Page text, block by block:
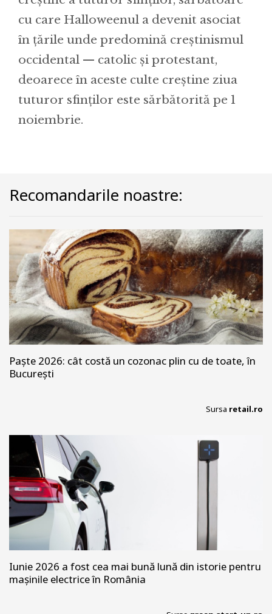
cu care Halloweenul a devenit asociat
în țările unde predomină creștinismul
occidental — catolic și protestant,
deoarece în aceste culte creștine ziua
tuturor sfinților este sărbătorită pe 1
noiembrie.
Recomandarile noastre:
Paște 2026: cât costă un cozonac plin cu de toate, în
București
Sursa retail.ro
Iunie 2026 a fost cea mai bună lună din istorie pentru
mașinile electrice în România